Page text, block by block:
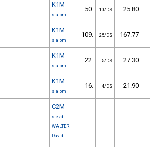
K1M
slalom
50. 10/DS 25.80
K1M
slalom
109. 25/DS 167.77
K1M
slalom
22. 5/DS 27.30
K1M
slalom
16. 4/DS 21.90
C2M
sjezd
WALTER
David